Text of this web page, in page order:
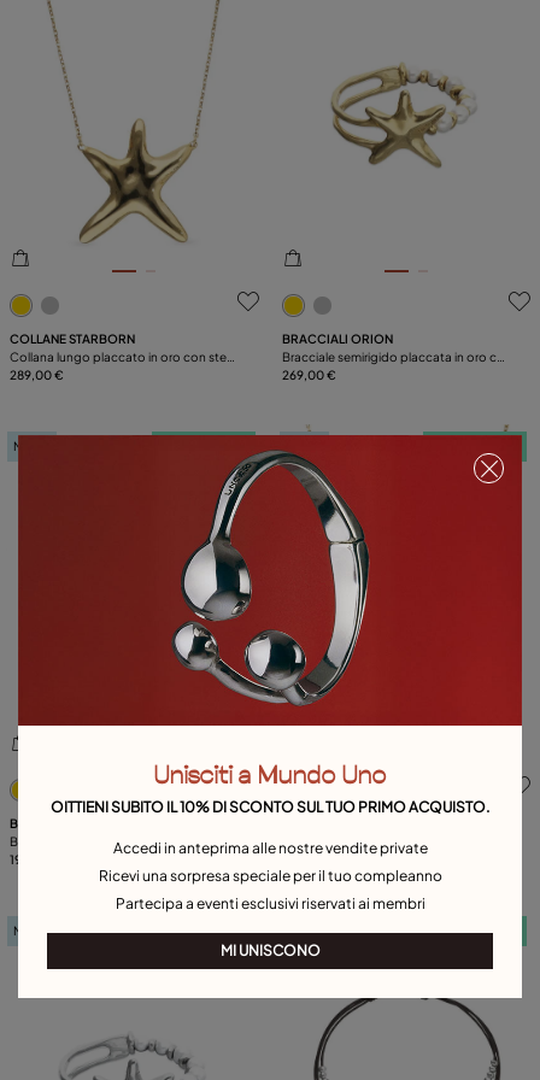
4,7 su 5 valutazioni dei clienti
COLLANE STARBORN
Collana lungo placcato in oro con stella
marina
289,00 €
3,6 su 5 valutazioni dei
BRACCIALI ORION
Bracciale semirigido placcata in oro con
perle e stella marina
269,00 €
4,6 su 5 valutazioni dei clienti
New in
BRACCIALI STELLARIS
Bracciale rigido placcata in oro con
stella marina
199,00 €
5 su 5 valutazioni dei clienti
Collana medio placcato in oro con
New in Telo in omaggio New in Telo in omaggio
Unisciti a Mundo Uno
OITTIENI SUBITO IL 10% DI SCONTO SUL TUO PRIMO ACQUISTO.
Accedi in anteprima alle nostre vendite private
Ricevi una sorpresa speciale per il tuo compleanno
Partecipa a eventi esclusivi riservati ai membri
MI UNISCONO